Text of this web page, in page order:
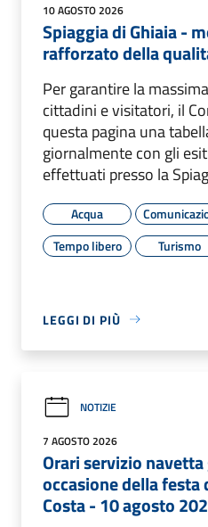
10 AGOSTO 2026
Spiaggia di Ghiaia -
rafforzato della
Per garantire la
cittadini e visitatori, il
questa pagina una
giornalmente con gli
effettuati presso la
Acqua
Tempo libero
Turismo
LEGGI DI PIÙ
NOTIZIE
7 AGOSTO 2026
Orari servizio
occasione della festa
Costa - 10 agosto